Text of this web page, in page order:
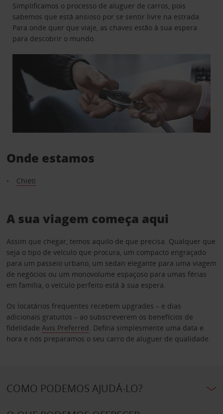
Simplificamos o processo de aluguer de carros, pois
sabemos que está ansioso por se sentir livre na estrada.
Para onde quer que viaje, as chaves estão à sua espera
para descobrir o mundo.
Onde estamos
Chieti
A sua viagem começa aqui
Assim que chegar, temos aquilo de que precisa. Qualquer que
seja o tipo de veículo que procura, um compacto engraçado
para um passeio urbano, um sedan elegante para uma viagem
de negócios ou um monovolume espaçoso para umas férias
em família, o veículo perfeito está à sua espera.
Os locatários frequentes recebem upgrades – e dias
adicionais gratuitos – ao subscreverem os benefícios de
fidelidade Avis Preferred. Defina simplesmente uma data e
hora e nós preparamos o seu carro de aluguer de qualidade.
COMO PODEMOS AJUDÁ-LO?